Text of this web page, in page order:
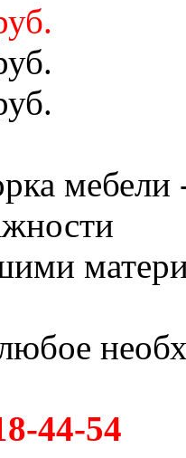
мебели
44-54